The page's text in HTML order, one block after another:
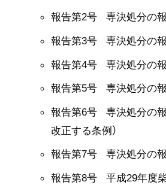
報告第2号 専決処分の報
報告第3号 専決処分の報
報告第4号 専決処分の報
報告第5号 専決処分の報
報告第6号 専決処分の
改正する条例）
報告第7号 専決処分の報
報告第8号 平成29年度